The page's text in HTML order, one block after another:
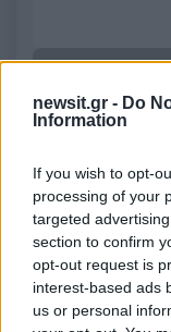
newsit.gr - Do
Information
If you wish to opt-
processing of your
targeted
section to confirm
opt-out request is
interest-based ads
us or personal
Όροι Χρήσης. Το site
ΜΑΡΓΑΡΙΤΑ